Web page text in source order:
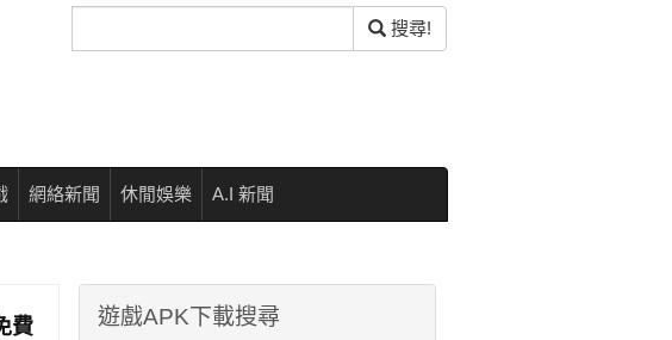
尋
搜尋!
網絡新聞 休閒娛樂 A.I 新聞
費
遊戲APK下載搜尋